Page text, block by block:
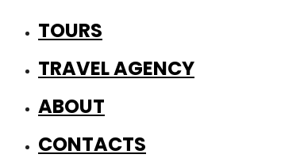
TOURS
TRAVEL AGENCY
ABOUT
CONTACTS